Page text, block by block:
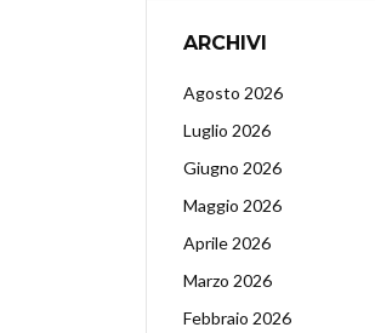
ARCHIVI
Agosto 2026
Luglio 2026
Giugno 2026
Maggio 2026
Aprile 2026
Marzo 2026
Febbraio 2026